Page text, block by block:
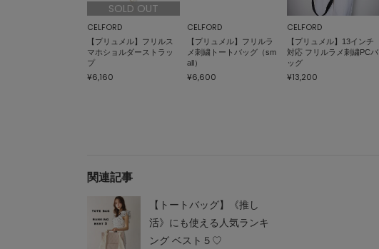
SOLD OUT
CELFORD
【プリュメル】フリルス
マホショルダーストラッ
プ
¥6,160
CELFORD
【プリュメル】フリルラ
メ刺繍トートバッグ（sm
all）
¥6,600
CELFORD
【プリュメル】13インチ
対応 フリルラメ刺繍PCバ
ッグ
¥13,200
関連記事
【トートバッグ】《推し
活》にも使える人気ランキ
ング ベスト５♡